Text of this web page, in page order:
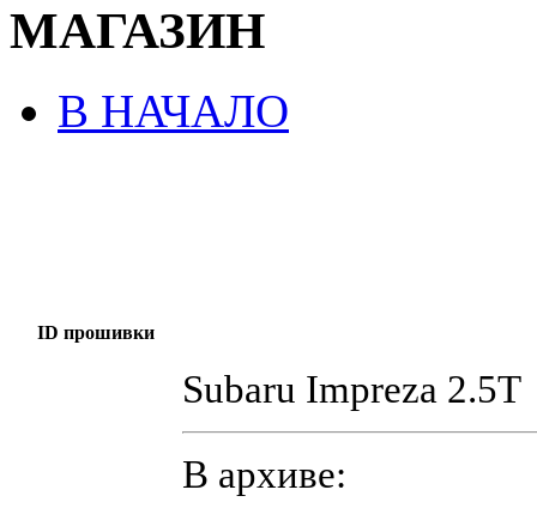
МАГАЗИН
В НАЧАЛО
ID прошивки
Subaru Impreza 2.5T
В архиве: